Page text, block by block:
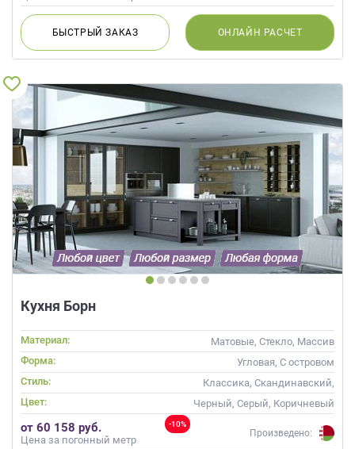
БЫСТРЫЙЗАКАЗ ОНЛАЙН РАСЧЕТ
Кухня Борн
Материал:
Матовые, Стекло, Массив
Форма:
Угловая, С островом
Стиль:
Классика, Скандинавский,
Хай-тек, Неоклассика
Цвет: Черный, Серый, Коричневый
-10%
от 60 158 руб.
Цена за погонный метр
Произведено: